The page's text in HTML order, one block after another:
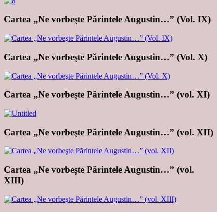
Cartea „Ne vorbeşte Părintele Augustin…” (Vol. IX)
Cartea „Ne vorbeşte Părintele Augustin…” (Vol. X)
Cartea „Ne vorbeşte Părintele Augustin…” (vol. XI)
Cartea „Ne vorbeşte Părintele Augustin…” (vol. XII)
Cartea „Ne vorbeşte Părintele Augustin…” (vol.
XIII)